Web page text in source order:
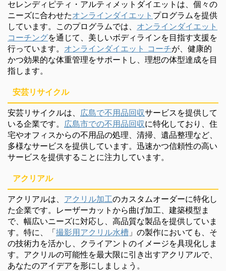
セレンディピティ・アルティメットダイエットは、個々の
ニーズに合わせたオンラインダイエット プログラムを提供
しています。このプログラムでは、 オンラインダイエット
コーチングを通じて、美しいボディラインを目指す支援を
行っています。 オンラインダイエット コーチが、健康的
かつ効果的な体重管理をサポートし、理想の体型達成を目
指します。
安芸リサイクル
安芸リサイクルは、 広島で不用品回収サービスを提供して
いる企業です。 広島市での不用品回収に特化しており、住
宅やオフィスからの不用品の処理、清掃、遺品整理など、
多様なサービスを提供しています。迅速かつ信頼性の高い
サービスを提供することに注力しています。
アクリアル
アクリアルは、 アクリル加工のカスタムオーダーに特化し
た企業です。レーザーカットから曲げ加工、建築模型ま
で、幅広いニーズに対応し、高品質な製品を提供していま
す。特に、「撮影用アクリル水槽 」の製作においても、そ
の技術力を活かし、クライアントのイメージを具現化しま
す。アクリルの可能性を最大限に引き出すアクリアルで、
あなたのアイデアを形にしましょう。